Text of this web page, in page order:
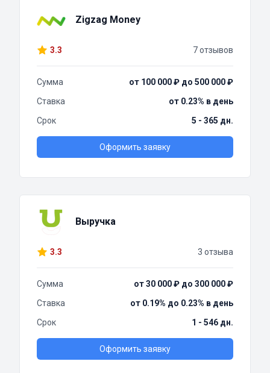
Zigzag Money
3.3 7 отзывов
Сумма
от 100 000 ₽ до 500 000 ₽
Ставка
от 0.23% в день
Срок
5 - 365 дн.
Оформить заявку
Выручка
3.3 3 отзыва
Сумма
от 30 000 ₽ до 300 000 ₽
Ставка
от 0.19% до 0.23% в день
Срок
1 - 546 дн.
Оформить заявку